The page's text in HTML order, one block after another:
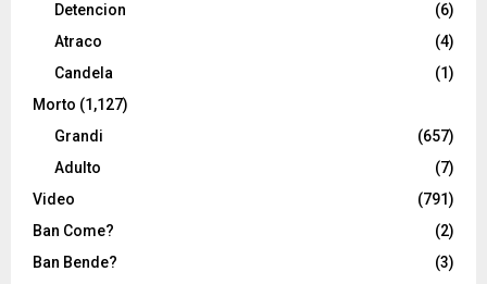
Detencion
(6)
Atraco
(4)
Candela
(1)
Morto (1,127)
Grandi
(657)
Adulto
(7)
Video
(791)
Ban Come?
(2)
Ban Bende?
(3)